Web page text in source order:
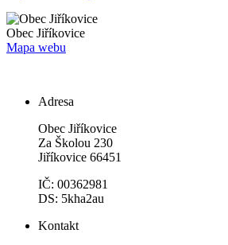
Obec Jiříkovice
Mapa webu
Adresa
Obec Jiříkovice
Za Školou 230
Jiříkovice 66451
IČ: 00362981
DS: 5kha2au
Kontakt